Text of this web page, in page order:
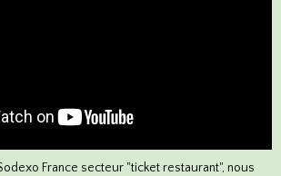
France secteur "ticket restaurant", nous